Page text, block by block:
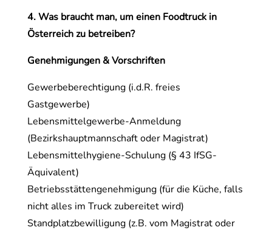
4. Was braucht man, um einen Foodtruck in
Österreich zu betreiben?
Genehmigungen & Vorschriften
Gewerbeberechtigung (i.d.R. freies
Gastgewerbe)
Lebensmittelgewerbe-Anmeldung
(Bezirkshauptmannschaft oder Magistrat)
Lebensmittelhygiene-Schulung (§ 43 IfSG-
Äquivalent)
Betriebsstättengenehmigung (für die Küche, falls
nicht alles im Truck zubereitet wird)
Standplatzbewilligung (z.B. vom Magistrat oder